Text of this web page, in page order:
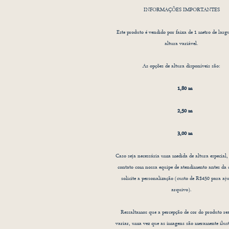
INFORMAÇÕES IMPORTANTES
Este produto é vendido por faixa de 1 metro de
altura variável.
As opções de altura disponíveis são:
1,80 m
2,50 m
3,00 m
Caso seja necessária uma medida de altura
contato com nossa equipe de atendimento antes da
solicite a personalização (custo de R$450 para
arquivo).
Ressaltamos que a percepção de cor do produto
variar, uma vez que as imagens são meramente